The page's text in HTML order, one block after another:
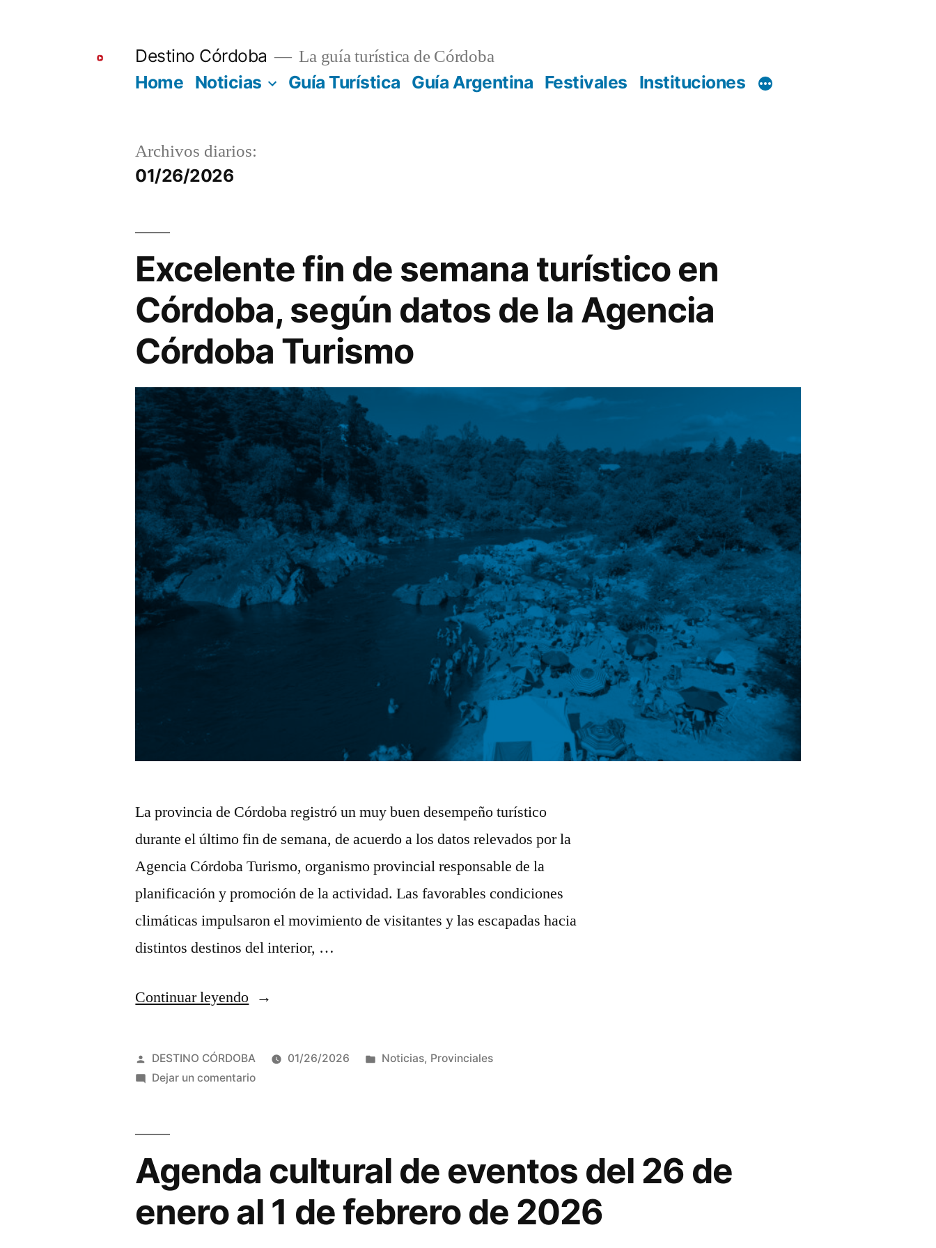
Destino Córdoba La guía turística de Córdoba
Home Noticias Guía Turística Guía Argentina Festivales Instituciones
Archivos diarios:
01/26/2026
Excelente fin de semana turístico en
Córdoba, según datos de la Agencia
Córdoba Turismo
La provincia de Córdoba registró un muy buen desempeño turístico
durante el último fin de semana, de acuerdo a los datos relevados por la
Agencia Córdoba Turismo, organismo provincial responsable de la
planificación y promoción de la actividad. Las favorables condiciones
climáticas impulsaron el movimiento de visitantes y las escapadas hacia
distintos destinos del interior, …
Continuar leyendo“Excelente
de
semana
Córdoba,
según
datos
Publicado
por
DESTINO CÓRDOBA 01/26/2026
Publicada
Noticias, Provinciales
Dejar un comentarioen
turístico
Córdoba,
Agenda cultural de eventos del 26 de
enero al 1 de febrero de 2026